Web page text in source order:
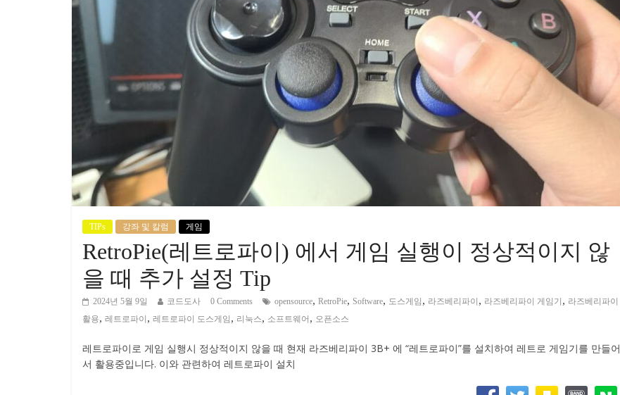
TIPs 강좌 및 칼럼 게임
RetroPie(레트로파이) 에서 게임 실행이 정상적이지 않
을 때 추가 설정 Tip
2024년 5월 9일 코드도사 0 Comments opensource, RetroPie, Software, 도스게임 , 라즈베리파이 , 라즈베리파이 게임기 , 라즈베리파이
활용, 레트로파이 , 레트로파이 도스게임 , 리눅스, 소프트웨어 , 오픈소스
레트로파이로 게임 실행시 정상적이지 않을 때 현재 라즈베리파이 3B+ 에 “레트로파이”를 설치하여 레트로 게임기를 만들어
서 활용중입니다. 이와 관련하여 레트로파이 설치